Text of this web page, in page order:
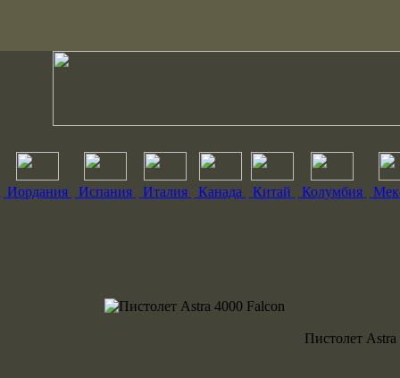
Иордания Испания Италия Канада Китай Колумбия
Пистолет Astra